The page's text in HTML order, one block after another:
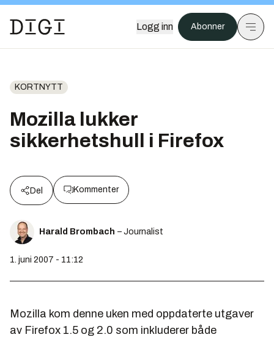
Logg inn Abonner
KORTNYTT
Mozilla lukker
sikkerhetshull i Firefox
Del Kommenter
Harald Brombach – Journalist
1. juni 2007 - 11:12
Mozilla kom denne uken med oppdaterte utgaver
av Firefox 1.5 og 2.0 som inkluderer både